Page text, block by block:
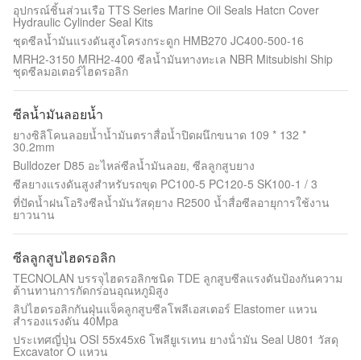
อุปกรณ์ชิ้นส่วนเรือ TTS Series Marine Oil Seals Hatcn Cover
Hydraulic Cylinder Seal Kits
ชุดซีลน้ำมันแรงดันสูงโครงกระดูก HMB270 JC400-500-16
MRH2-3150 MRH2-400 ซีลน้ำมันทางทะเล NBR Mitsubishi Ship
ชุดซีลมอเตอร์ไฮดรอลิก
ซีลน้ำมันลอยน้ำ
ยางซิลิโคนลอยน้ำน้ำมันตราสื่อน้ำปิดผนึกขนาด 109 * 132 *
30.2mm
Bulldozer D85 อะไหล่ซีลน้ำมันลอย, ซีลลูกสูบยาง
ซีลยางแรงดันสูงสำหรับรถขุด PC100-5 PC120-5 SK100-1 / 3
ที่ปัดน้ำฝนโอริงซีลน้ำมันวัสดุยาง R2500 น้ำสื่อซีลอายุการใช้งาน
ยาวนาน
ซีลลูกสูบไฮดรอลิก
TECNOLAN บรรจุไฮดรอลิกชนิด TDE ลูกสูบซีลแรงดันป้องกันความ
ต้านทานการกัดกร่อนอุณหภูมิสูง
ลิปไฮดรอลิกกันฝุ่นแจ็คลูกสูบซีลโพลีเอสเตอร์ Elastomer แหวน
สำรองแรงดัน 40Mpa
ประเทศญี่ปุ่น OSI 55x45x6 โพลียูเรเทน ยางน้ํามัน Seal U801 วัสดุ
Excavator O แหวน